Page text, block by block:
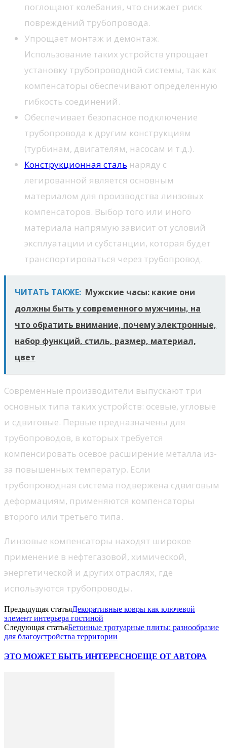
поглощают колебания, что снижает риск
повреждений трубопровода.
Упрощает монтаж и демонтаж.
Использование таких устройств упрощает
установку трубопроводной системы, так как
компенсаторы обеспечивают определенную
гибкость соединений.
Обеспечивает безопасное подключение
трубопровода к другим конструкциям
(турбинам, двигателям, насосам и т.д.).
Конструкционная сталь наряду с
легированной является основным
материалом для производства линзовых
компенсаторов. Выбор того или иного
материала напрямую зависит от условий
эксплуатации и субстанции, которая будет
транспортироваться через трубопровод.
ЧИТАТЬ ТАКЖЕ: Мужские часы: какие они
должны быть у современного мужчины, на
что обратить внимание, почему электронные,
набор функций, стиль, размер, материал,
цвет
Современные производители выпускают три
основных типа таких устройств: осевые, угловые
и сдвиговые. Первые предназначены для
трубопроводов, в которых требуется
компенсировать осевое расширение металла из-
за повышенных температур. Если
трубопроводная система подвержена сдвиговым
деформациям, применяются компенсаторы
второго или третьего типа.
Линзовые компенсаторы находят широкое
применение в нефтегазовой, химической,
энергетической и других отраслях, где
используются трубопроводы.
Предыдущая статьяДекоративные ковры как ключевой
элемент интерьера гостиной
Следующая статьяБетонные тротуарные плиты: разнообразие
для благоустройства территории
ЭТО МОЖЕТ БЫТЬ ИНТЕРЕСНОЕЩЕ ОТ АВТОРА